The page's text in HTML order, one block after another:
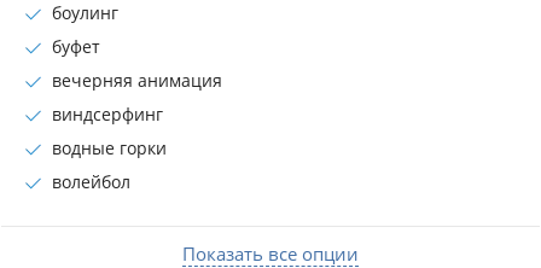
боулинг
буфет
вечерняя анимация
виндсерфинг
водные горки
волейбол
Показать все опции